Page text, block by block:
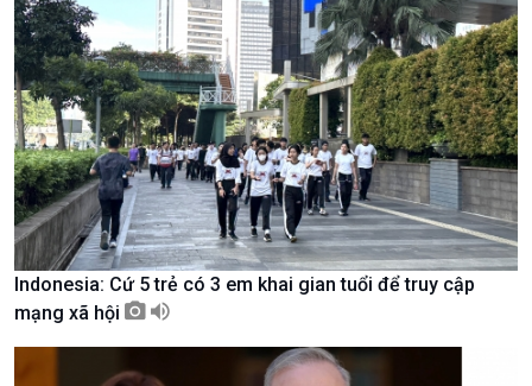
Tin Chính trị
Chính phủ với người dân
Quốc hội với cử tri
Xây dựng đảng
Đảng trong cuộc sống
Nhận diện sự thật
Pháp luật và đời sống
Tin thế giới
Vấn đề quốc tế
Hồ sơ sự kiện quốc tế
Thế giới & Việt Nam
Biên cương - Một dải vững
bền
Indonesia: Cứ 5 trẻ có 3 em khai gian tuổi để truy cập
mạng xã hội